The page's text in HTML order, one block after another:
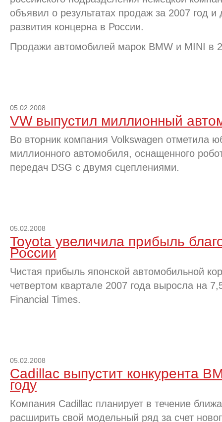
объявил о результатах продаж за 2007 год
развития концерна в России.
Продажи автомобилей марок BMW и MINI в
05.02.2008
VW выпустил миллионный
Во вторник компания Volkswagen отметила
миллионного автомобиля, оснащенного
передач DSG с двумя сцеплениями.
05.02.2008
Toyota увеличила прибыль
России
Чистая прибыль японской автомобильной
четвертом квартале 2007 года выросла на
Financial Times.
05.02.2008
Cadillac выпустит конкурента
году
Компания Cadillac планирует в течение
расширить свой модельный ряд за счет